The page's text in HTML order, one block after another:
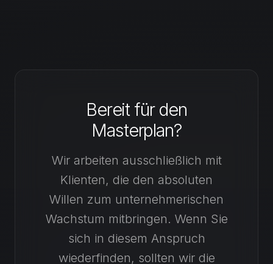
Bereit für den
Masterplan?
Wir arbeiten ausschließlich mit
Klienten, die den absoluten
Willen zum unternehmerischen
Wachstum mitbringen. Wenn Sie
sich in diesem Anspruch
wiederfinden, sollten wir die